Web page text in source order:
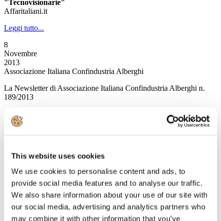
This website uses cookies
We use cookies to personalise content and ads, to
provide social media features and to analyse our traffic.
We also share information about your use of our site with
our social media, advertising and analytics partners who
may combine it with other information that you’ve
"Tecnovisionarie"
Affaritaliani.it
Leggi tutto...
8
Novembre
2013
Associazione Italiana Confindustria Alberghi
La Newsletter di Associazione Italiana Confindustria Alberghi n.
189/2013
News
L’ufficio per le politiche del turismo passa dalla Presidenza del
A cura del MiBact
Leggi tutto...
Novembre